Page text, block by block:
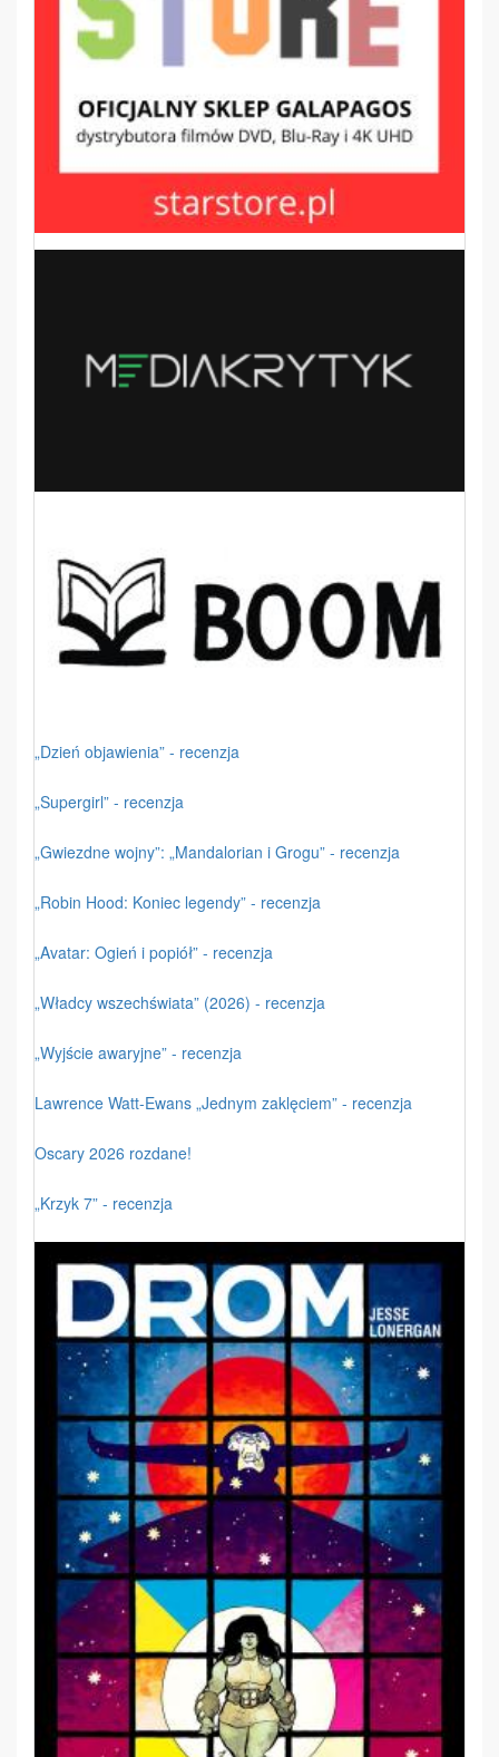
„Dzień objawienia” - recenzja
„Supergirl” - recenzja
„Gwiezdne wojny”: „Mandalorian i Grogu” - recenzja
„Robin Hood: Koniec legendy” - recenzja
„Avatar: Ogień i popiół” - recenzja
„Władcy wszechświata” (2026) - recenzja
„Wyjście awaryjne” - recenzja
Lawrence Watt-Ewans „Jednym zaklęciem” - recenzja
Oscary 2026 rozdane!
„Krzyk 7” - recenzja